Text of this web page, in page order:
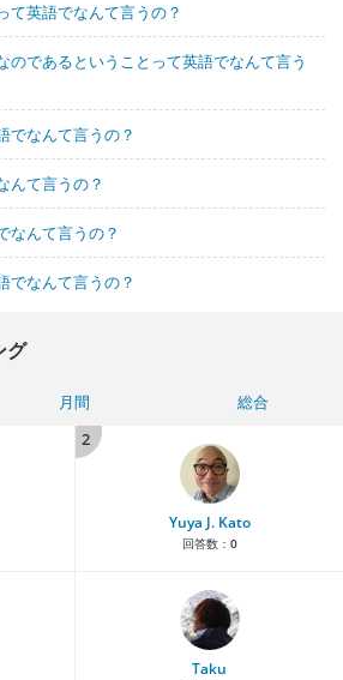
て英語でなんて言うの？
のであるということって英語でなんて言う
でなんて言うの？
んて言うの？
なんて言うの？
でなんて言うの？
グ
月間
総合
2
Yuya J. Kato
回答数： 0
Taku